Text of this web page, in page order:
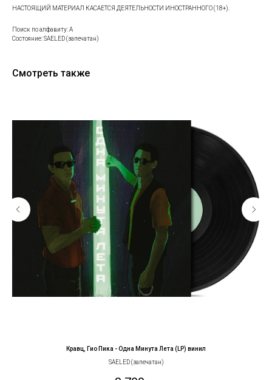
НАСТОЯЩИЙ МАТЕРИАЛ КАСАЕТСЯ ДЕЯТЕЛЬНОСТИ ИНОСТРАННОГО (18+).
Поиск по алфавиту: А
Состояние: SAELED (запечатан)
Смотреть также
Кравц, Гио Пика - Одна Минута Лета (LP) винил
SAELED (запечатан)